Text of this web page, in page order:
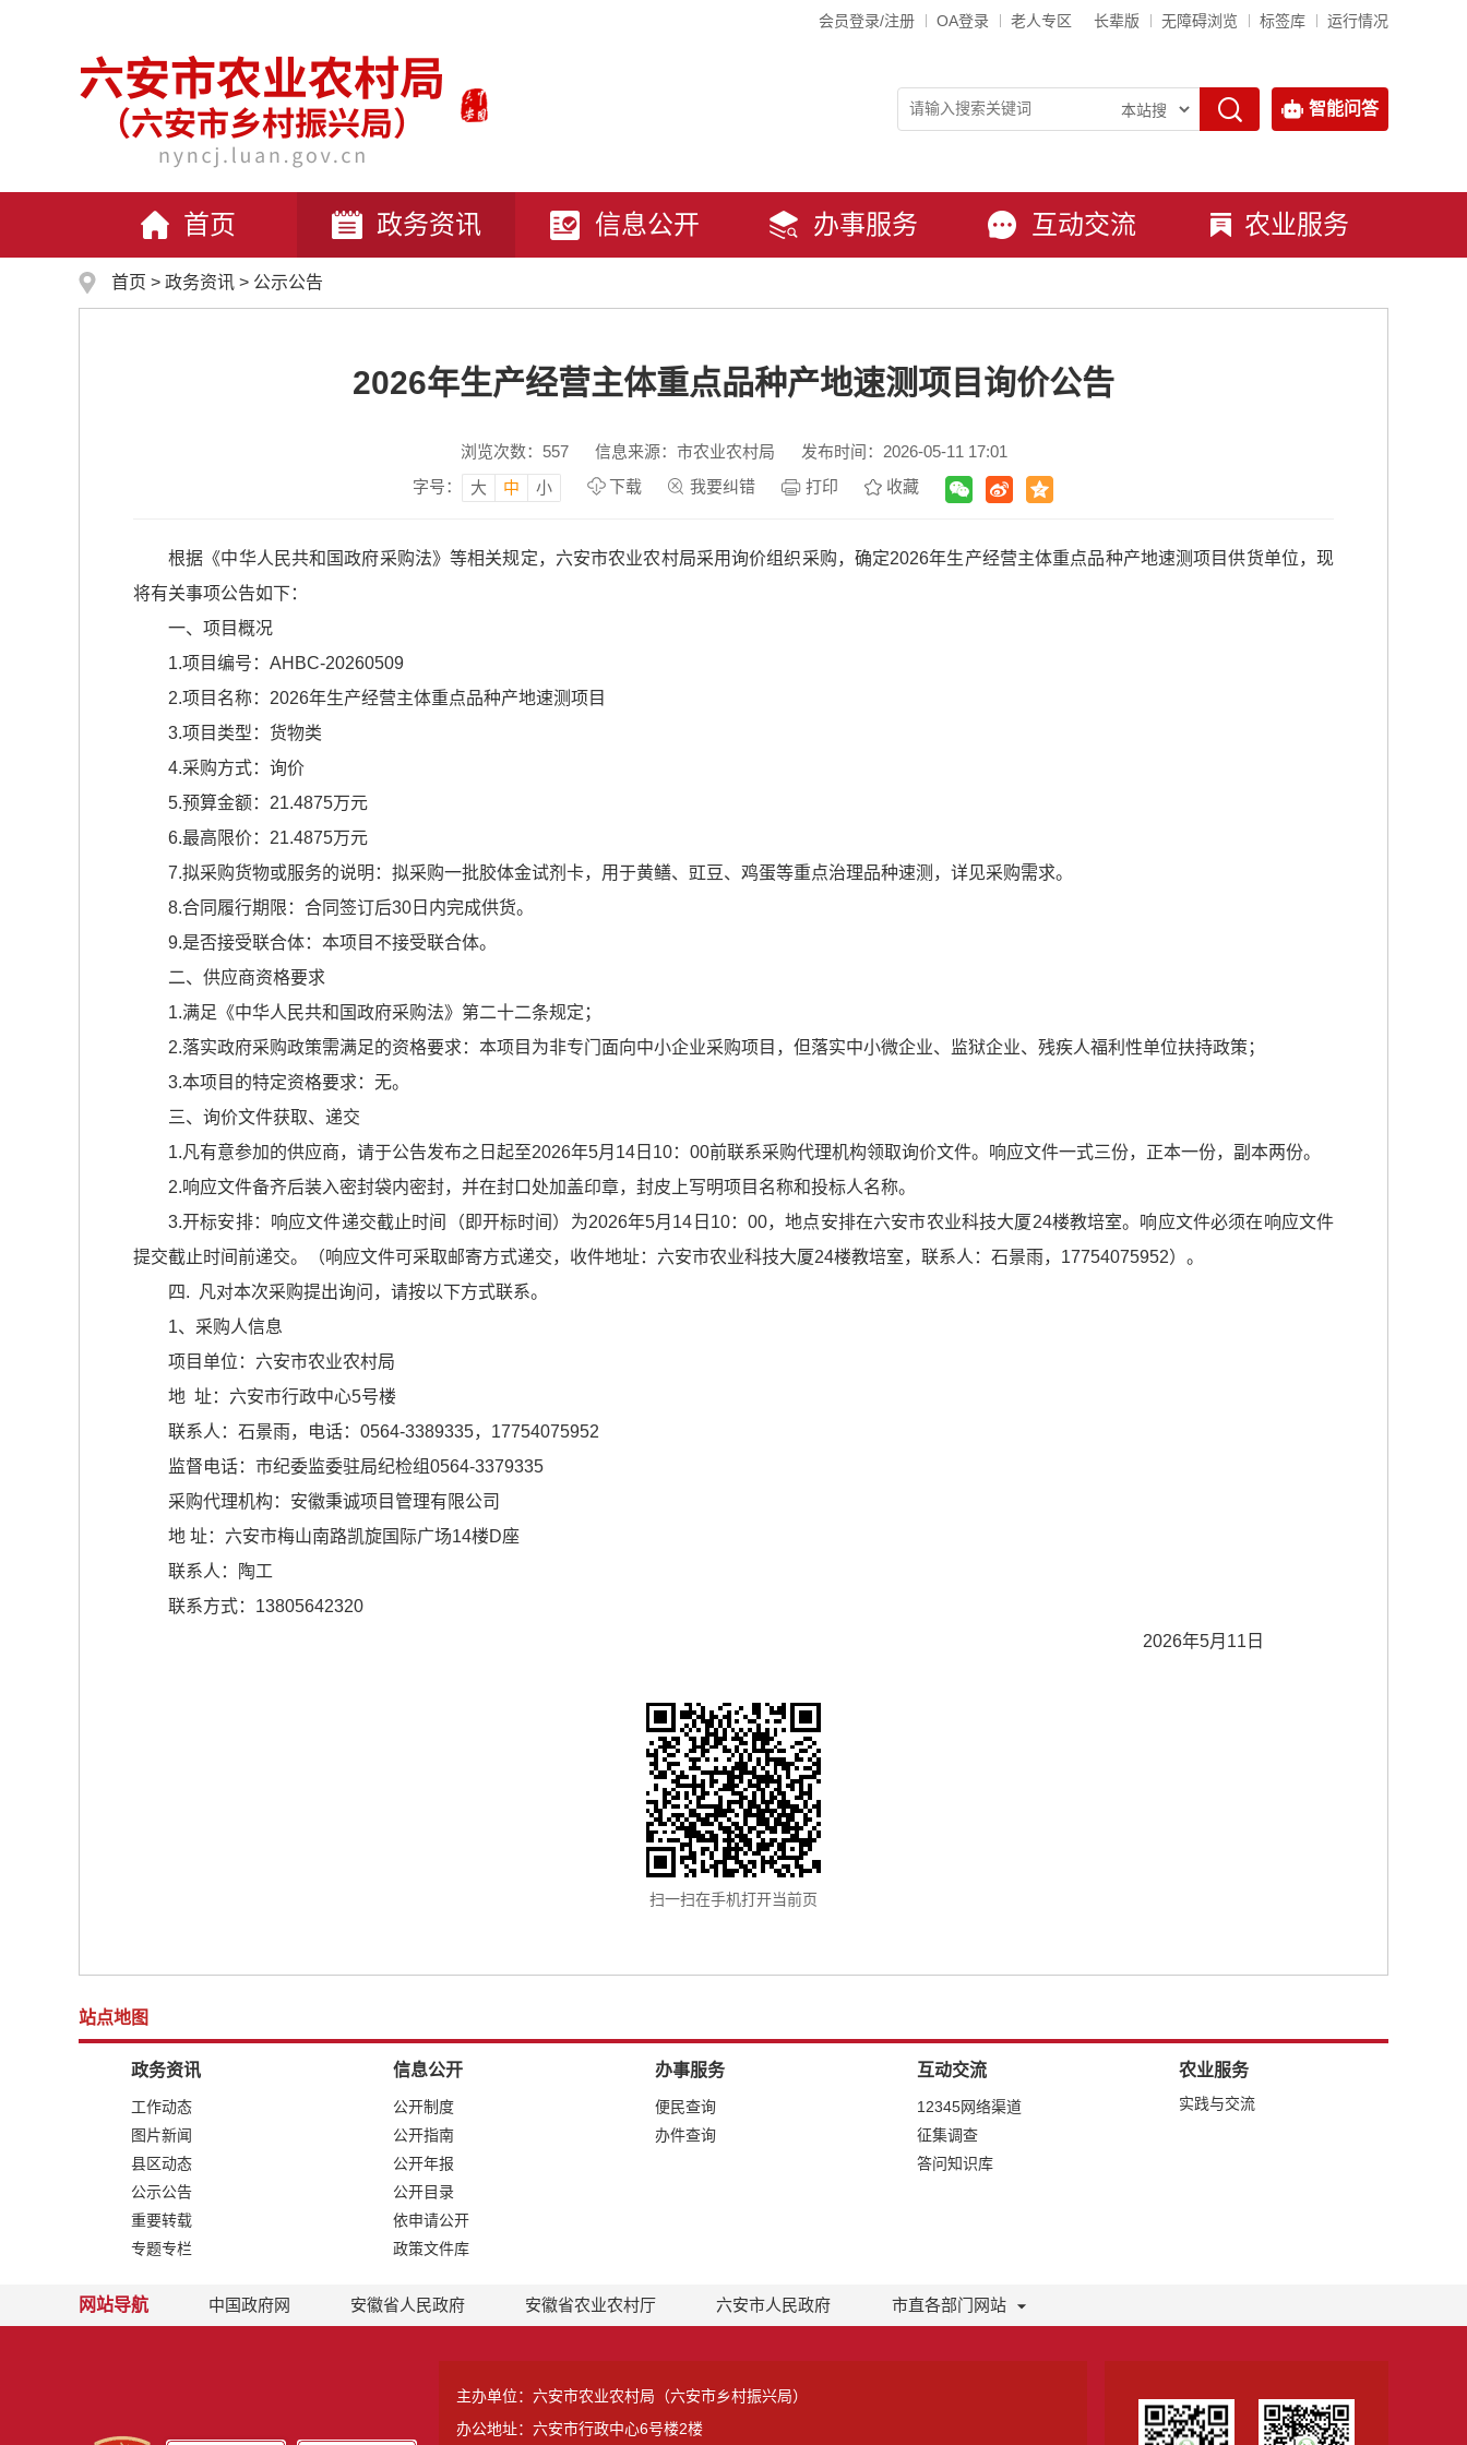
会员登录/注册 OA登录 老人专区 长辈版 无障碍浏览 标签库 运行情况
智能问答
首页 政务资讯 信息公开 办事服务 互动交流 农业服务
首页 > 政务资讯 > 公示公告
2026年生产经营主体重点品种产地速测项目询价公告
浏览次数： 557 信息来源：市农业农村局
发布时间：2026-05-11 17:01
字号：
大 中 小 下载 我要纠错 打印 收藏
根据《中华人民共和国政府采购法》等相关规定，六安市农业农村局采用询价组织采购，确定2026年生产经营主体重点品种产地速测项目供货单位，现
将有关事项公告如下：
一、项目概况
1.项目编号：AHBC-20260509
2.项目名称：2026年生产经营主体重点品种产地速测项目
3.项目类型：货物类
4.采购方式：询价
5.预算金额：21.4875万元
6.最高限价：21.4875万元
7.拟采购货物或服务的说明：拟采购一批胶体金试剂卡，用于黄鳝、豇豆、鸡蛋等重点治理品种速测，详见采购需求。
8.合同履行期限：合同签订后30日内完成供货。
9.是否接受联合体：本项目不接受联合体。
二、供应商资格要求
1.满足《中华人民共和国政府采购法》第二十二条规定；
2.落实政府采购政策需满足的资格要求：本项目为非专门面向中小企业采购项目，但落实中小微企业、监狱企业、残疾人福利性单位扶持政策；
3.本项目的特定资格要求：无。
三、询价文件获取、递交
1.凡有意参加的供应商，请于公告发布之日起至2026年5月14日10：00前联系采购代理机构领取询价文件。响应文件一式三份，正本一份，副本两份。
2.响应文件备齐后装入密封袋内密封，并在封口处加盖印章，封皮上写明项目名称和投标人名称。
3.开标安排：响应文件递交截止时间（即开标时间）为2026年5月14日10：00，地点安排在六安市农业科技大厦24楼教培室。响应文件必须在响应文件
提交截止时间前递交。（响应文件可采取邮寄方式递交，收件地址：六安市农业科技大厦24楼教培室，联系人：石景雨，17754075952）。
四. 凡对本次采购提出询问，请按以下方式联系。
1、采购人信息
项目单位：六安市农业农村局
地 址：六安市行政中心5号楼
联系人：石景雨，电话：0564-3389335，17754075952
监督电话：市纪委监委驻局纪检组0564-3379335
采购代理机构：安徽秉诚项目管理有限公司
地 址：六安市梅山南路凯旋国际广场14楼D座
联系人：陶工
联系方式：13805642320
2026年5月11日
扫一扫在手机打开当前页
站点地图
政务资讯
工作动态
图片新闻
县区动态
公示公告
重要转载
专题专栏
信息公开
公开制度
公开指南
公开年报
公开目录
依申请公开
政策文件库
办事服务
便民查询
办件查询
互动交流
12345网络渠道
征集调查
答问知识库
农业服务
实践与交流
网站导航 中国政府网 安徽省人民政府 安徽省农业农村厅 六安市人民政府 市直各部门网站
主办单位：六安市农业农村局（六安市乡村振兴局）
办公地址：六安市行政中心6号楼2楼